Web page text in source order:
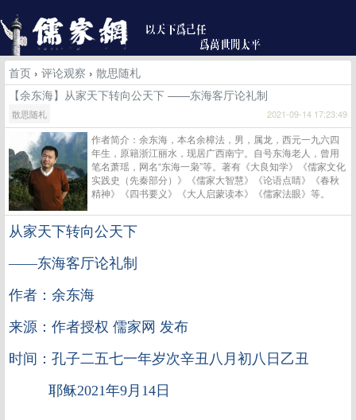
首页 › 评论观察 › 散思随札
【余东海】从家天下转向公天下 ——东海客厅论礼制
散思随札 2021-09-14 17:23:49
作者简介：余东海，本名余樟法，男，属龙，西元一九六四
年生，原籍浙江丽水，现居广西南宁。自号东海老人，曾用
笔名萧瑶，网名“东海一枭”等。著有《大良知学》《儒家文化
实践史（先秦部分）》《儒家大智慧》《论语点睛》《春秋
精神》《四书要义》《大人启蒙读本》《儒家法眼》等。
从家天下转向公天下
——东海客厅论礼制
作者：余东海
来源：作者授权 儒家网 发布
时间：孔子二五七一年岁次辛丑八月初八日乙丑
耶稣2021年9月14日